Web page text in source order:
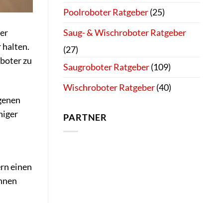
halten.
zu
einen
Poolroboter Ratgeber(25)
Saug- & Wischroboter Ratgeber
(27)
Saugroboter Ratgeber(109)
Wischroboter Ratgeber(40)
PARTNER